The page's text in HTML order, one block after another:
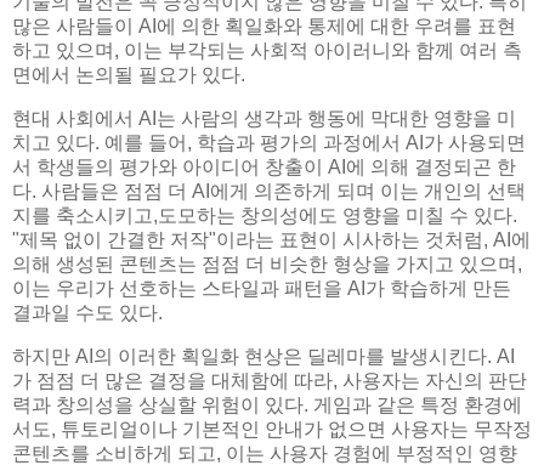
많은 사람들이 AI에 의한 획일화와 통제에 대한 우려를 표현
하고 있으며, 이는 부각되는 사회적 아이러니와 함께 여러 측
면에서 논의될 필요가 있다.
현대 사회에서 AI는 사람의 생각과 행동에 막대한 영향을 미
치고 있다. 예를 들어, 학습과 평가의 과정에서 AI가 사용되면
서 학생들의 평가와 아이디어 창출이 AI에 의해 결정되곤 한
다. 사람들은 점점 더 AI에게 의존하게 되며 이는 개인의 선택
지를 축소시키고,도모하는 창의성에도 영향을 미칠 수 있다.
"제목 없이 간결한 저작"이라는 표현이 시사하는 것처럼, AI에
의해 생성된 콘텐츠는 점점 더 비슷한 형상을 가지고 있으며,
이는 우리가 선호하는 스타일과 패턴을 AI가 학습하게 만든
결과일 수도 있다.
하지만 AI의 이러한 획일화 현상은 딜레마를 발생시킨다. AI
가 점점 더 많은 결정을 대체함에 따라, 사용자는 자신의 판단
력과 창의성을 상실할 위험이 있다. 게임과 같은 특정 환경에
서도, 튜토리얼이나 기본적인 안내가 없으면 사용자는 무작정
콘텐츠를 소비하게 되고, 이는 사용자 경험에 부정적인 영향